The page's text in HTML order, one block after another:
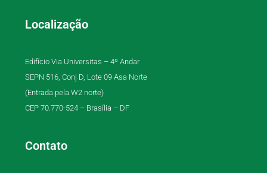
Localização
Edifício Via Universitas – 4º Andar
SEPN 516, Conj D, Lote 09 Asa Norte
(Entrada pela W2 norte)
CEP 70.770-524 – Brasília – DF
Contato